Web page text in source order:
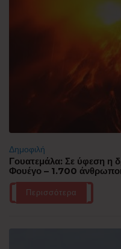
Δημοφιλή
Γουατεμάλα: Σε ύφεση η
Φουέγο – 1.700
Περισσότερα